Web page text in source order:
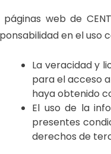
páginas web de
en el uso
La veracidad y
para el acceso
haya obtenido
El uso de la
presentes
derechos de